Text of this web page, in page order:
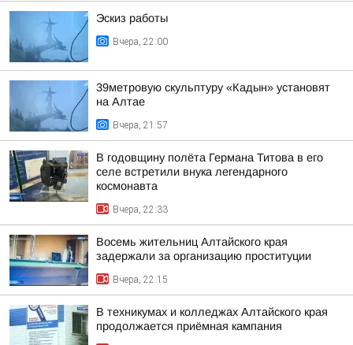
Эскиз работы
Вчера, 22:00
39метровую скульптуру «Кадын» установят
на Алтае
Вчера, 21:57
В годовщину полёта Германа Титова в его
селе встретили внука легендарного
космонавта
Вчера, 22:33
Восемь жительниц Алтайского края
задержали за организацию проституции
Вчера, 22:15
В техникумах и колледжах Алтайского края
продолжается приёмная кампания